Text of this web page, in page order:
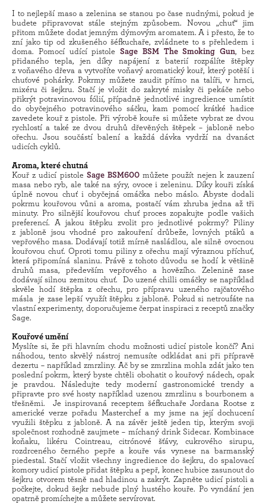
I to nejlepší maso a zelenina se stanou po čase nudnými, pokud je
budete připravovat stále stejným způsobem. Novou „chuť“ jim
přitom můžete dodat jemným dýmovým aromatem. A i přesto, že to
zní jako tip od zkušeného šéfkuchaře, zvládnete to s přehledem i
doma. Pomocí udící pistoleSage BSM The Smoking Gun, bez
přidaného tepla, jen díky napájení z baterií rozpálíte štěpky
z voňavého dřeva a vytvoříte voňavý aromatický kouř, který potěší i
chuťové pohárky. Pokrmy můžete zaudit přímo na talíři, v hrnci,
mixéru či šejkru. Stačí je vložit do zakryté misky či pekáče nebo
přikrýt potravinovou fólií, případně jednotlivé ingredience umístit
do obyčejného potravinového sáčku, kam pomocí krátké hadice
zavedete kouř z pistole. Při výrobě kouře si můžete vybrat ze dvou
rychlostí a také ze dvou druhů dřevěných štěpek – jabloně nebo
ořechu. Jsou součástí balení a každá dávka vydrží na dvanáct
udicích cyklů.
Aroma, které chutná
Kouř z udicí pistole Sage BSM600 můžete použít nejen k zauzení
masa nebo ryb, ale také na sýry, ovoce i zeleninu. Díky kouři získá
úplně novou chuť i obyčejná omáčka nebo máslo. Abyste dodali
pokrmu kouřovou vůni a aroma, postačí vám zhruba jedna až tři
minuty. Pro silnější kouřovou chuť proces zopakujte podle vašich
preferencí. A jakou štěpku zvolit pro jednotlivé pokrmy? Piliny
z jabloně jsou vhodné pro zakouření drůbeže, lovných ptáků a
vepřového masa. Dodávají totiž mírně nasládlou, ale silně ovocnou
kouřovou chuť. Oproti tomu piliny z ořechu mají výraznou příchuť,
která připomíná slaninu. Právě z tohoto důvodu se hodí k většině
druhů masa, především vepřového a hovězího. Zelenině zase
dodávají silnou zemitou chuť. Do uzené chilli omáčky se například
skvěle hodí štěpka z ořechu, pro přípravu uzeného rajčatového
másla je zase lepší využít štěpku z jabloně. Pokud si netroufáte na
vlastní experimenty, doporučujeme čerpat inspiraci z receptů značky
Sage.
Kouřové umění
Myslíte si, že při hlavním chodu možnosti udicí pistole končí? Ani
náhodou, tento skvělý nástroj nemusíte odkládat ani při přípravě
dezertu – například zmrzliny. Ač by se zmrzlina mohla zdát jako ten
poslední pokrm, který byste chtěli obohatit o kouřový nádech, opak
je pravdou. Následujte tedy moderní gastronomické trendy a
připravte pro své hosty například uzenou zmrzlinu s bourbonem a
třešněmi. Je inspirovaná receptem šéfkuchaře Jordana Rootse z
americké verze pořadu Masterchef a my jsme na její dochucení
využili štěpku z jabloně. A na závěr ještě jeden tip, kterým svoji
společnost rozhodně zaujmete – míchaný drink Sidecar. Kombinace
koňaku, likéru Cointreau, citrónové šťávy, cukrového sirupu,
rozdrceného černého pepře a kouře vás vynese na barmanský
piedestal. Stačí vložit všechny ingredience do šejkru, do spalovací
komory udicí pistole přidat štěpku a pepř, konec hubice zasunout do
šejkru otvorem těsně nad hladinou a zakrýt. Zapněte udicí pistoli a
počkejte, dokud šejkr nebude plný hustého kouře. Po vyndání jen
opatrně promíchejte a můžete servírovat.